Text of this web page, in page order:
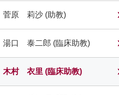
菅原 莉沙 (助教)
湯口 泰二郎 (臨床助教)
木村 衣里 (臨床助教)